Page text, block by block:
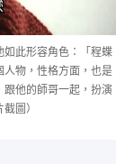
如此形容角色：「程蝶
人物，性格方面，也是
他的師哥一起，扮演
圖）